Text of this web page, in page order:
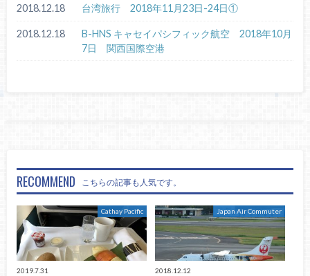
2018.12.18 台湾旅行 2018年11月23日-24日①
2018.12.18
B-HNS キャセイパシフィック航空 2018年10月
7日 関西国際空港
RECOMMEND こちらの記事も人気です。
Cathay Pacific
2019.7.31
Japan Air Commuter
2018.12.12